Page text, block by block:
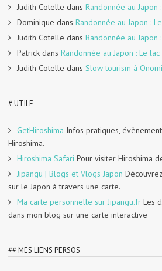
Judith Cotelle dans Randonnée au Japon
Dominique dans Randonnée au Japon :
Judith Cotelle dans Randonnée au Japon
Patrick dans Randonnée au Japon : Le lac
Judith Cotelle dans Slow tourism à
# UTILE
GetHiroshima Infos pratiques,
Hiroshima.
Hiroshima Safari Pour visiter Hiroshima
Jipangu | Blogs et Vlogs Japon
sur le Japon à travers une carte.
Ma carte personnelle sur Jipangu.fr Les
dans mon blog sur une carte interactive
## MES LIENS PERSOS